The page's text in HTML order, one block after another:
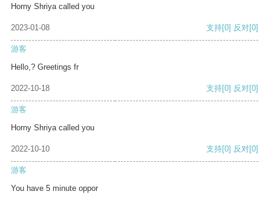
Horny Shriya called you
2023-01-08 支持[0] 反对[0]
游客
Hello,? Greetings fr
2022-10-18 支持[0] 反对[0]
游客
Horny Shriya called you
2022-10-10 支持[0] 反对[0]
游客
You have 5 minute oppor